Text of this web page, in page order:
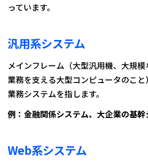
っています。
汎用系システム
メインフレーム（大型汎用機、大規
業務を支える大型コンピュータのこ
業務システムを指します。
例：金融関係システム、大企業の基
Web系システム